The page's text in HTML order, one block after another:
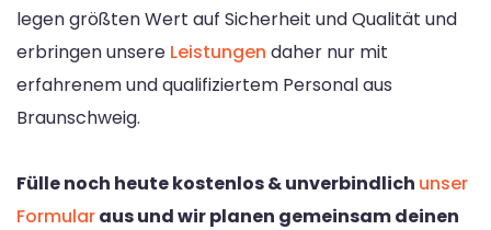
legen größten Wert auf Sicherheit und Qualität und
erbringen unsere Leistungen daher nur mit
erfahrenem und qualifiziertem Personal aus
Braunschweig.
Fülle noch heute kostenlos & unverbindlich unser
Formularaus und wir planen gemeinsam deinen